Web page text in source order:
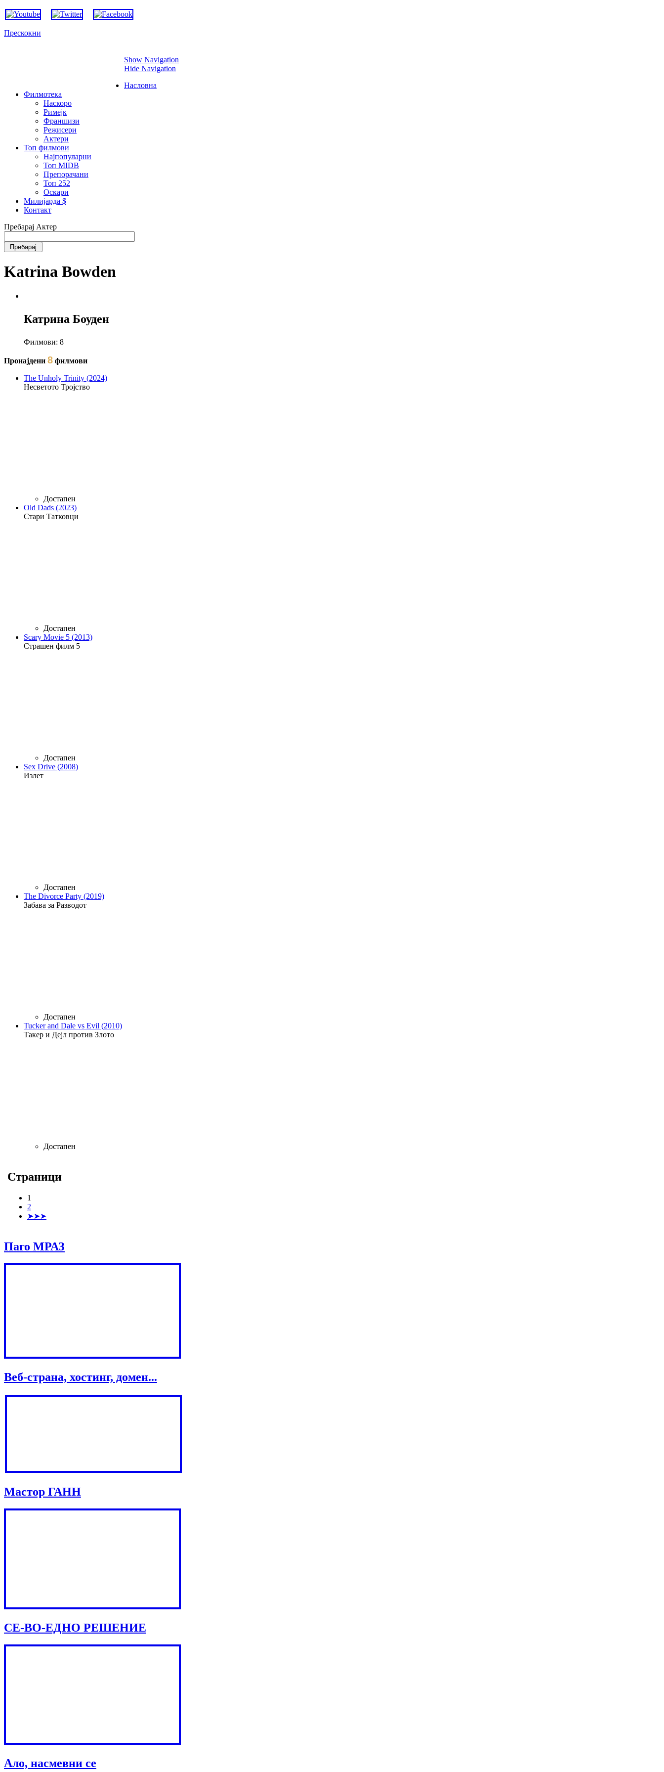
Прескокни
Show Navigation
Hide Navigation
Насловна
Филмотека
Наскоро
Римејк
Франшизи
Режисери
Актери
Топ филмови
Најпопуларни
Топ MIDB
Препорачани
Топ 252
Оскари
Милијарда $
Контакт
Пребарај Актер
Katrina Bowden
Катрина Боуден
Филмови: 8
Пронајдени 8 филмови
The Unholy Trinity (2024)
Несветото Тројство
Достапен
Old Dads (2023)
Стари Татковци
Достапен
Scary Movie 5 (2013)
Страшен филм 5
Достапен
Sex Drive (2008)
Излет
Достапен
The Divorce Party (2019)
Забава за Разводот
Достапен
Tucker and Dale vs Evil (2010)
Такер и Дејл против Злото
Достапен
Страници
1
2
➤➤➤
Паго МРАЗ
Веб-страна, хостинг, домен...
Мастор ГАНН
СЕ-ВО-ЕДНО РЕШЕНИЕ
Ало, насмевни се